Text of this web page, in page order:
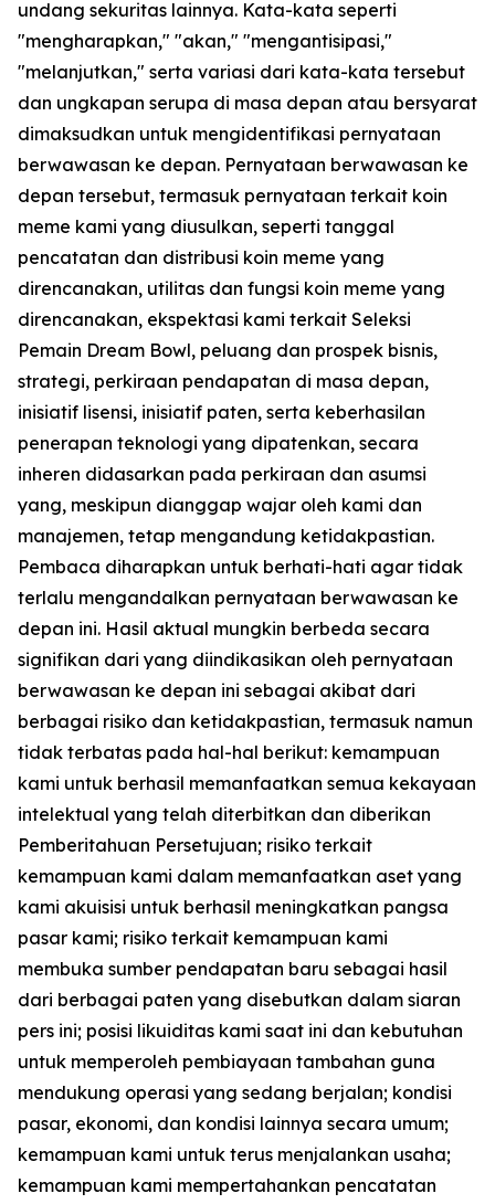
undang sekuritas lainnya. Kata-kata seperti
"mengharapkan," "akan," "mengantisipasi,"
"melanjutkan," serta variasi dari kata-kata tersebut
dan ungkapan serupa di masa depan atau bersyarat
dimaksudkan untuk mengidentifikasi pernyataan
berwawasan ke depan. Pernyataan berwawasan ke
depan tersebut, termasuk pernyataan terkait koin
meme kami yang diusulkan, seperti tanggal
pencatatan dan distribusi koin meme yang
direncanakan, utilitas dan fungsi koin meme yang
direncanakan, ekspektasi kami terkait Seleksi
Pemain Dream Bowl, peluang dan prospek bisnis,
strategi, perkiraan pendapatan di masa depan,
inisiatif lisensi, inisiatif paten, serta keberhasilan
penerapan teknologi yang dipatenkan, secara
inheren didasarkan pada perkiraan dan asumsi
yang, meskipun dianggap wajar oleh kami dan
manajemen, tetap mengandung ketidakpastian.
Pembaca diharapkan untuk berhati-hati agar tidak
terlalu mengandalkan pernyataan berwawasan ke
depan ini. Hasil aktual mungkin berbeda secara
signifikan dari yang diindikasikan oleh pernyataan
berwawasan ke depan ini sebagai akibat dari
berbagai risiko dan ketidakpastian, termasuk namun
tidak terbatas pada hal-hal berikut: kemampuan
kami untuk berhasil memanfaatkan semua kekayaan
intelektual yang telah diterbitkan dan diberikan
Pemberitahuan Persetujuan; risiko terkait
kemampuan kami dalam memanfaatkan aset yang
kami akuisisi untuk berhasil meningkatkan pangsa
pasar kami; risiko terkait kemampuan kami
membuka sumber pendapatan baru sebagai hasil
dari berbagai paten yang disebutkan dalam siaran
pers ini; posisi likuiditas kami saat ini dan kebutuhan
untuk memperoleh pembiayaan tambahan guna
mendukung operasi yang sedang berjalan; kondisi
pasar, ekonomi, dan kondisi lainnya secara umum;
kemampuan kami untuk terus menjalankan usaha;
kemampuan kami mempertahankan pencatatan